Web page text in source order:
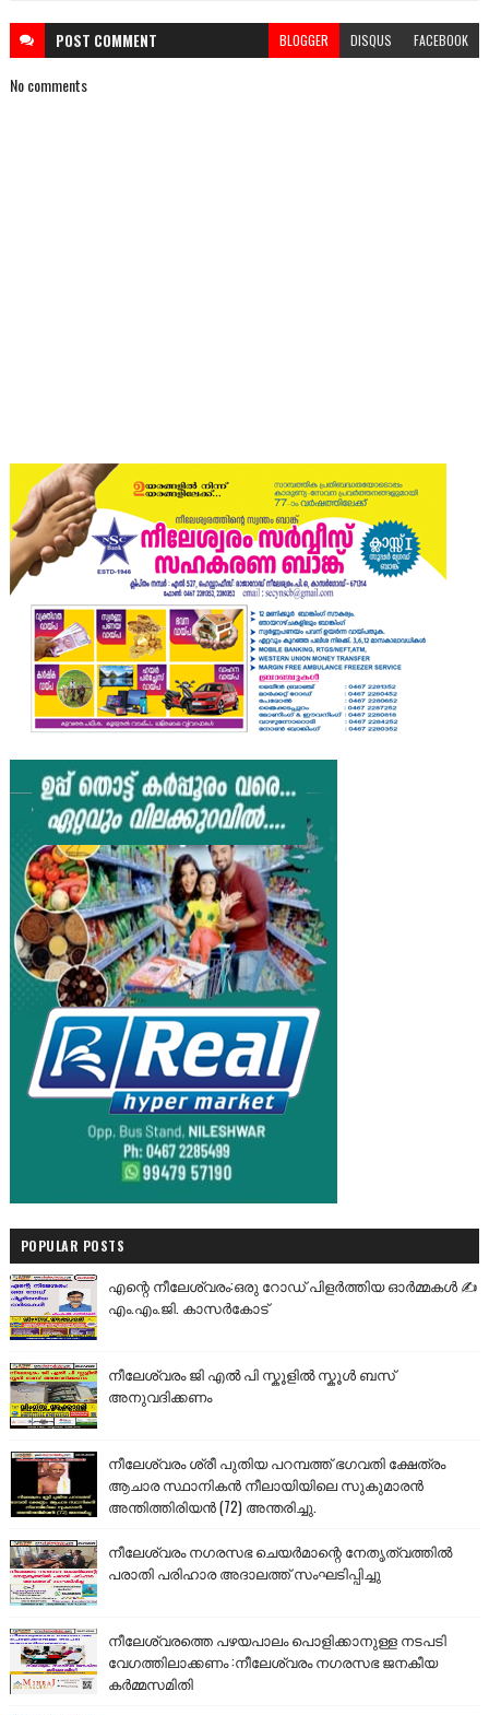
POST COMMENT BLOGGER DISQUS FACEBOOK
No comments
POPULAR POSTS
എന്റെ നീലേശ്വരം:ഒരു റോഡ് പിളർത്തിയ ഓർമ്മകൾ ✍️
എം.എം.ജി. കാസർകോട്
നീലേശ്വരം ജി എൽ പി സ്കൂളിൽ സ്കൂൾ ബസ്
അനുവദിക്കണം
നീലേശ്വരം ശ്രീ പുതിയ പറമ്പത്ത് ഭഗവതി ക്ഷേത്രം
ആചാര സ്ഥാനികൻ നീലായിയിലെ സുകുമാരൻ
അന്തിത്തിരിയൻ (72) അന്തരിച്ചു.
നീലേശ്വരം നഗരസഭ ചെയർമാന്റെ നേതൃത്വത്തിൽ
പരാതി പരിഹാര അദാലത്ത് സംഘടിപ്പിച്ചു
നീലേശ്വരത്തെ പഴയപാലം പൊളിക്കാനുള്ള നടപടി
വേഗത്തിലാക്കണം :നീലേശ്വരം നഗരസഭ ജനകീയ
കർമ്മസമിതി